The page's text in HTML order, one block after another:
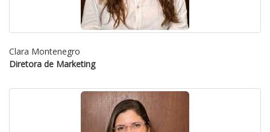
Clara Montenegro
Diretora de Marketing